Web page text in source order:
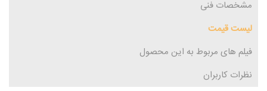
مشخصات فنی
لیست قیمت
فیلم های مربوط به این محصول
نظرات کاربران